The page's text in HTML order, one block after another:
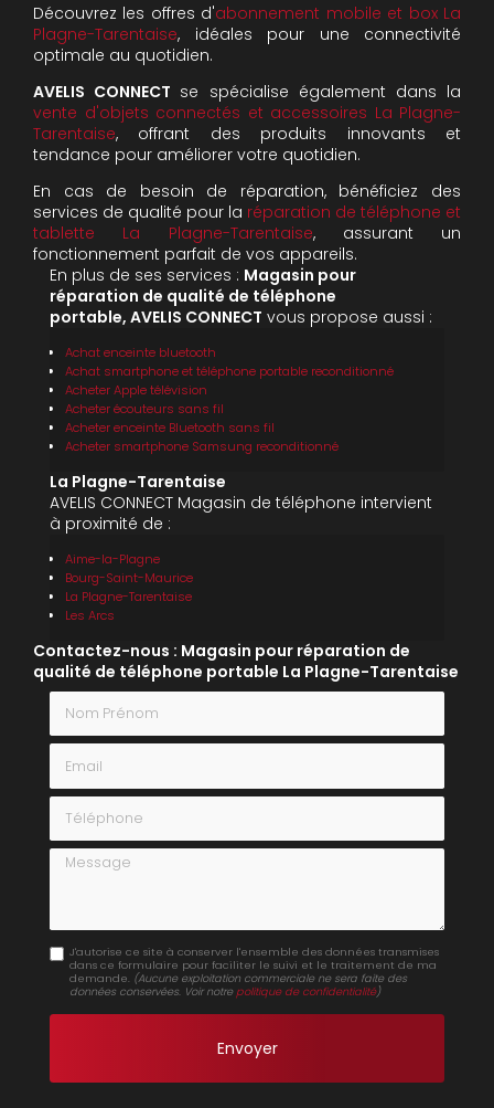
Découvrez les offres d'abonnement mobile et box La
Plagne-Tarentaise, idéales pour une connectivité
optimale au quotidien.
AVELIS CONNECT se spécialise également dans la
vente d'objets connectés et accessoires La Plagne-
Tarentaise, offrant des produits innovants et
tendance pour améliorer votre quotidien.
En cas de besoin de réparation, bénéficiez des
services de qualité pour la réparation de téléphone et
tablette La Plagne-Tarentaise, assurant un
fonctionnement parfait de vos appareils.
En plus de ses services : Magasin pour
réparation de qualité de téléphone
portable, AVELIS CONNECT vous propose aussi :
Achat enceinte bluetooth
Achat smartphone et téléphone portable reconditionné
Acheter Apple télévision
Acheter écouteurs sans fil
Acheter enceinte Bluetooth sans fil
Acheter smartphone Samsung reconditionné
La Plagne-Tarentaise
AVELIS CONNECT Magasin de téléphone intervient
à proximité de :
Aime-la-Plagne
Bourg-Saint-Maurice
La Plagne-Tarentaise
Les Arcs
Contactez-nous : Magasin pour réparation de
qualité de téléphone portable La Plagne-Tarentaise
Nom Prénom
Email
Téléphone
Message
J'autorise ce site à conserver l'ensemble des données transmises
dans ce formulaire pour faciliter le suivi et le traitement de ma
demande. (Aucune exploitation commerciale ne sera faite des
données conservées. Voir notre politique de confidentialité)